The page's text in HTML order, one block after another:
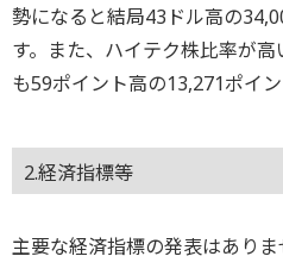
勢になると結局43ドル高の
す。また、ハイテク株比率が
も59ポイント高の13,271ポイン
2.経済指標等
主要な経済指標の発表はありま